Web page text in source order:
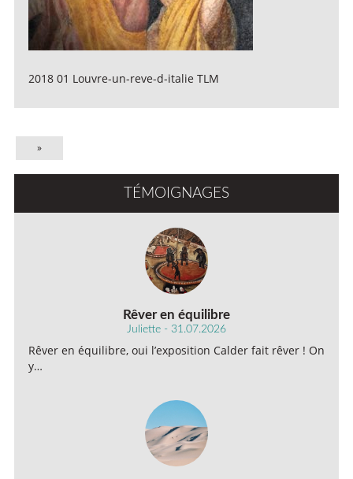
2018 01 Louvre-un-reve-d-italie TLM
»
TÉMOIGNAGES
Rêver en équilibre
Juliette - 31.07.2026
Rêver en équilibre, oui l’exposition Calder fait rêver ! On
y…